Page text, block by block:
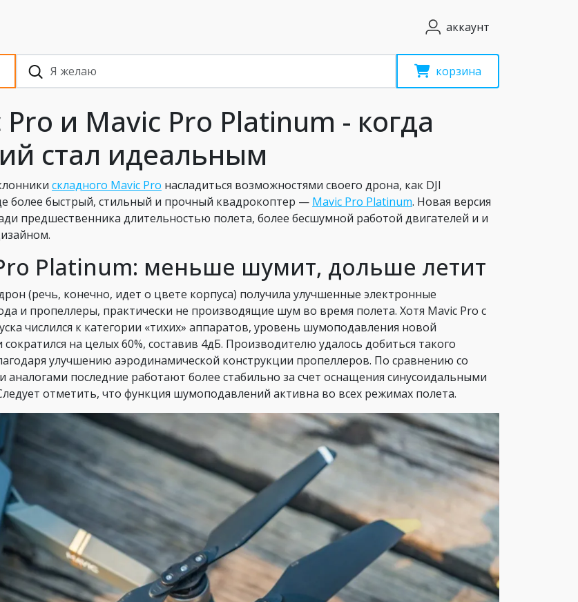
аккаунт
корзина
Pro и Mavic Pro Platinum - когда
стал идеальным
складного Mavic Pro насладиться возможностями своего дрона, как DJI
более быстрый, стильный и прочный квадрокоптер — Mavic Pro Platinum. Новая версия
предшественника длительностью полета, более бесшумной работой двигателей и и
Platinum: меньше шумит, дольше летит
(речь, конечно, идет о цвете корпуса) получила улучшенные электронные
и пропеллеры, практически не производящие шум во время полета. Хотя Mavic Pro с
числился к категории «тихих» аппаратов, уровень шумоподавления новой
на целых 60%, составив 4дБ. Производителю удалось добиться такого
улучшению аэродинамической конструкции пропеллеров. По сравнению со
аналогами последние работают более стабильно за счет оснащения синусоидальными
отметить, что функция шумоподавлений активна во всех режимах полета.